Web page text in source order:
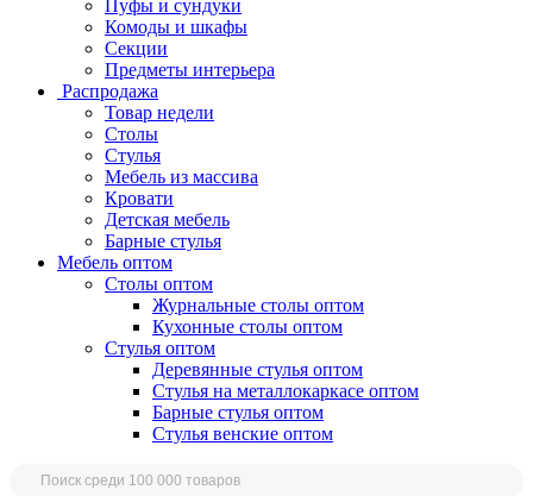
Пуфы и сундуки
Комоды и шкафы
Секции
Предметы интерьера
Распродажа
Товар недели
Столы
Стулья
Мебель из массива
Кровати
Детская мебель
Барные стулья
Мебель оптом
Столы оптом
Журнальные столы оптом
Кухонные столы оптом
Стулья оптом
Деревянные стулья оптом
Стулья на металлокаркасе оптом
Барные стулья оптом
Стулья венские оптом